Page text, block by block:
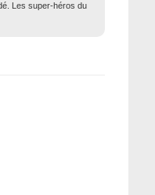
Les super-héros du